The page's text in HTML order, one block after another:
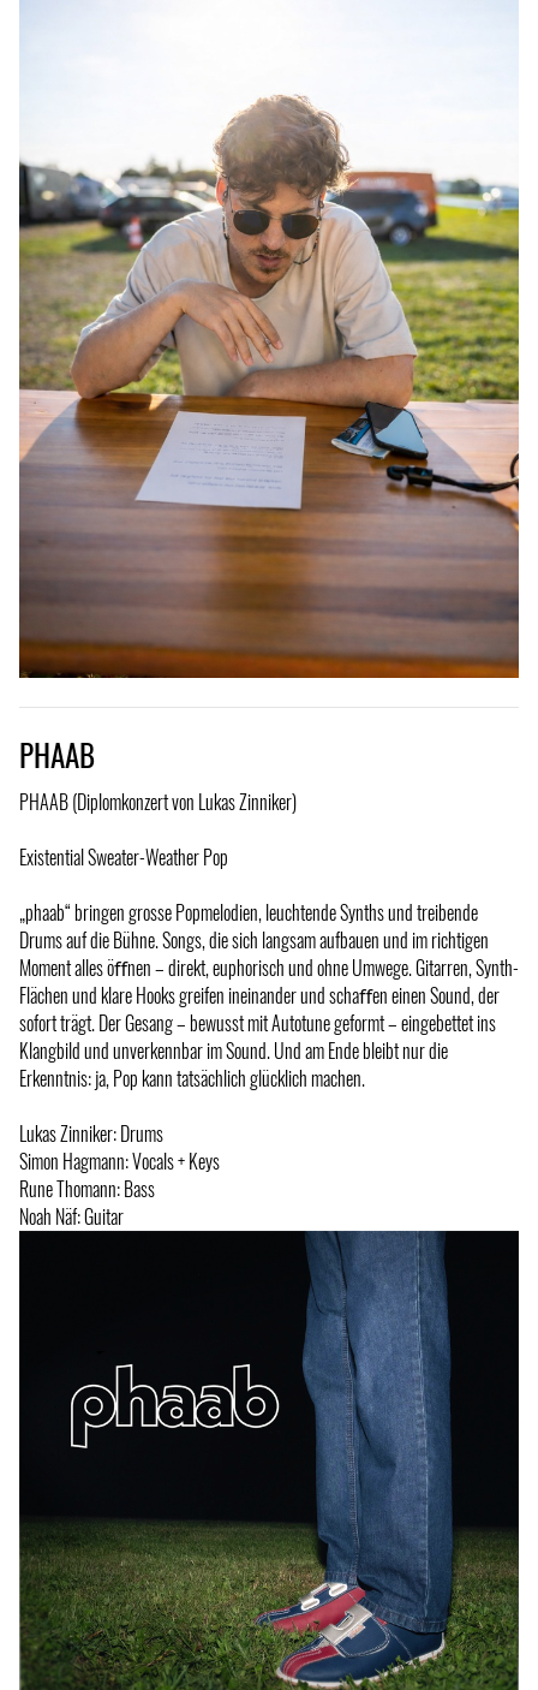
PHAAB
PHAAB (Diplomkonzert von Lukas Zinniker)
Existential Sweater-Weather Pop
„phaab“ bringen grosse Popmelodien, leuchtende Synths und treibende
Drums auf die Bühne. Songs, die sich langsam aufbauen und im richtigen
Moment alles öﬀnen – direkt, euphorisch und ohne Umwege. Gitarren, Synth-
Flächen und klare Hooks greifen ineinander und schaﬀen einen Sound, der
sofort trägt. Der Gesang – bewusst mit Autotune geformt – eingebettet ins
Klangbild und unverkennbar im Sound. Und am Ende bleibt nur die
Erkenntnis: ja, Pop kann tatsächlich glücklich machen.
Lukas Zinniker: Drums
Simon Hagmann: Vocals + Keys
Rune Thomann: Bass
Noah Näf: Guitar